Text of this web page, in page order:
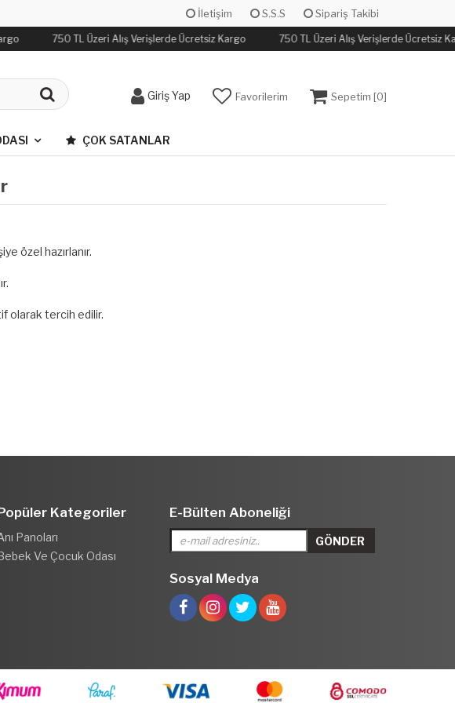
İletişim S.S.S Sipariş Takibi
750 TL Üzeri Alış Verişlerde Ücretsiz Kargo 750 TL Üzeri Alış Verişlerde Ücretsiz
Giriş Yap Favorilerim Sepetim [0]
ÇOK SATANLAR
özel hazırlanır.
olarak tercih edilir.
Kategoriler
Panoları
Ve Çocuk Odası
E-Bülten Aboneliği
Sosyal Medya